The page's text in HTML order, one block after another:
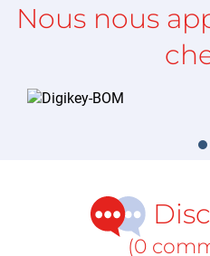
Nous nous
(0